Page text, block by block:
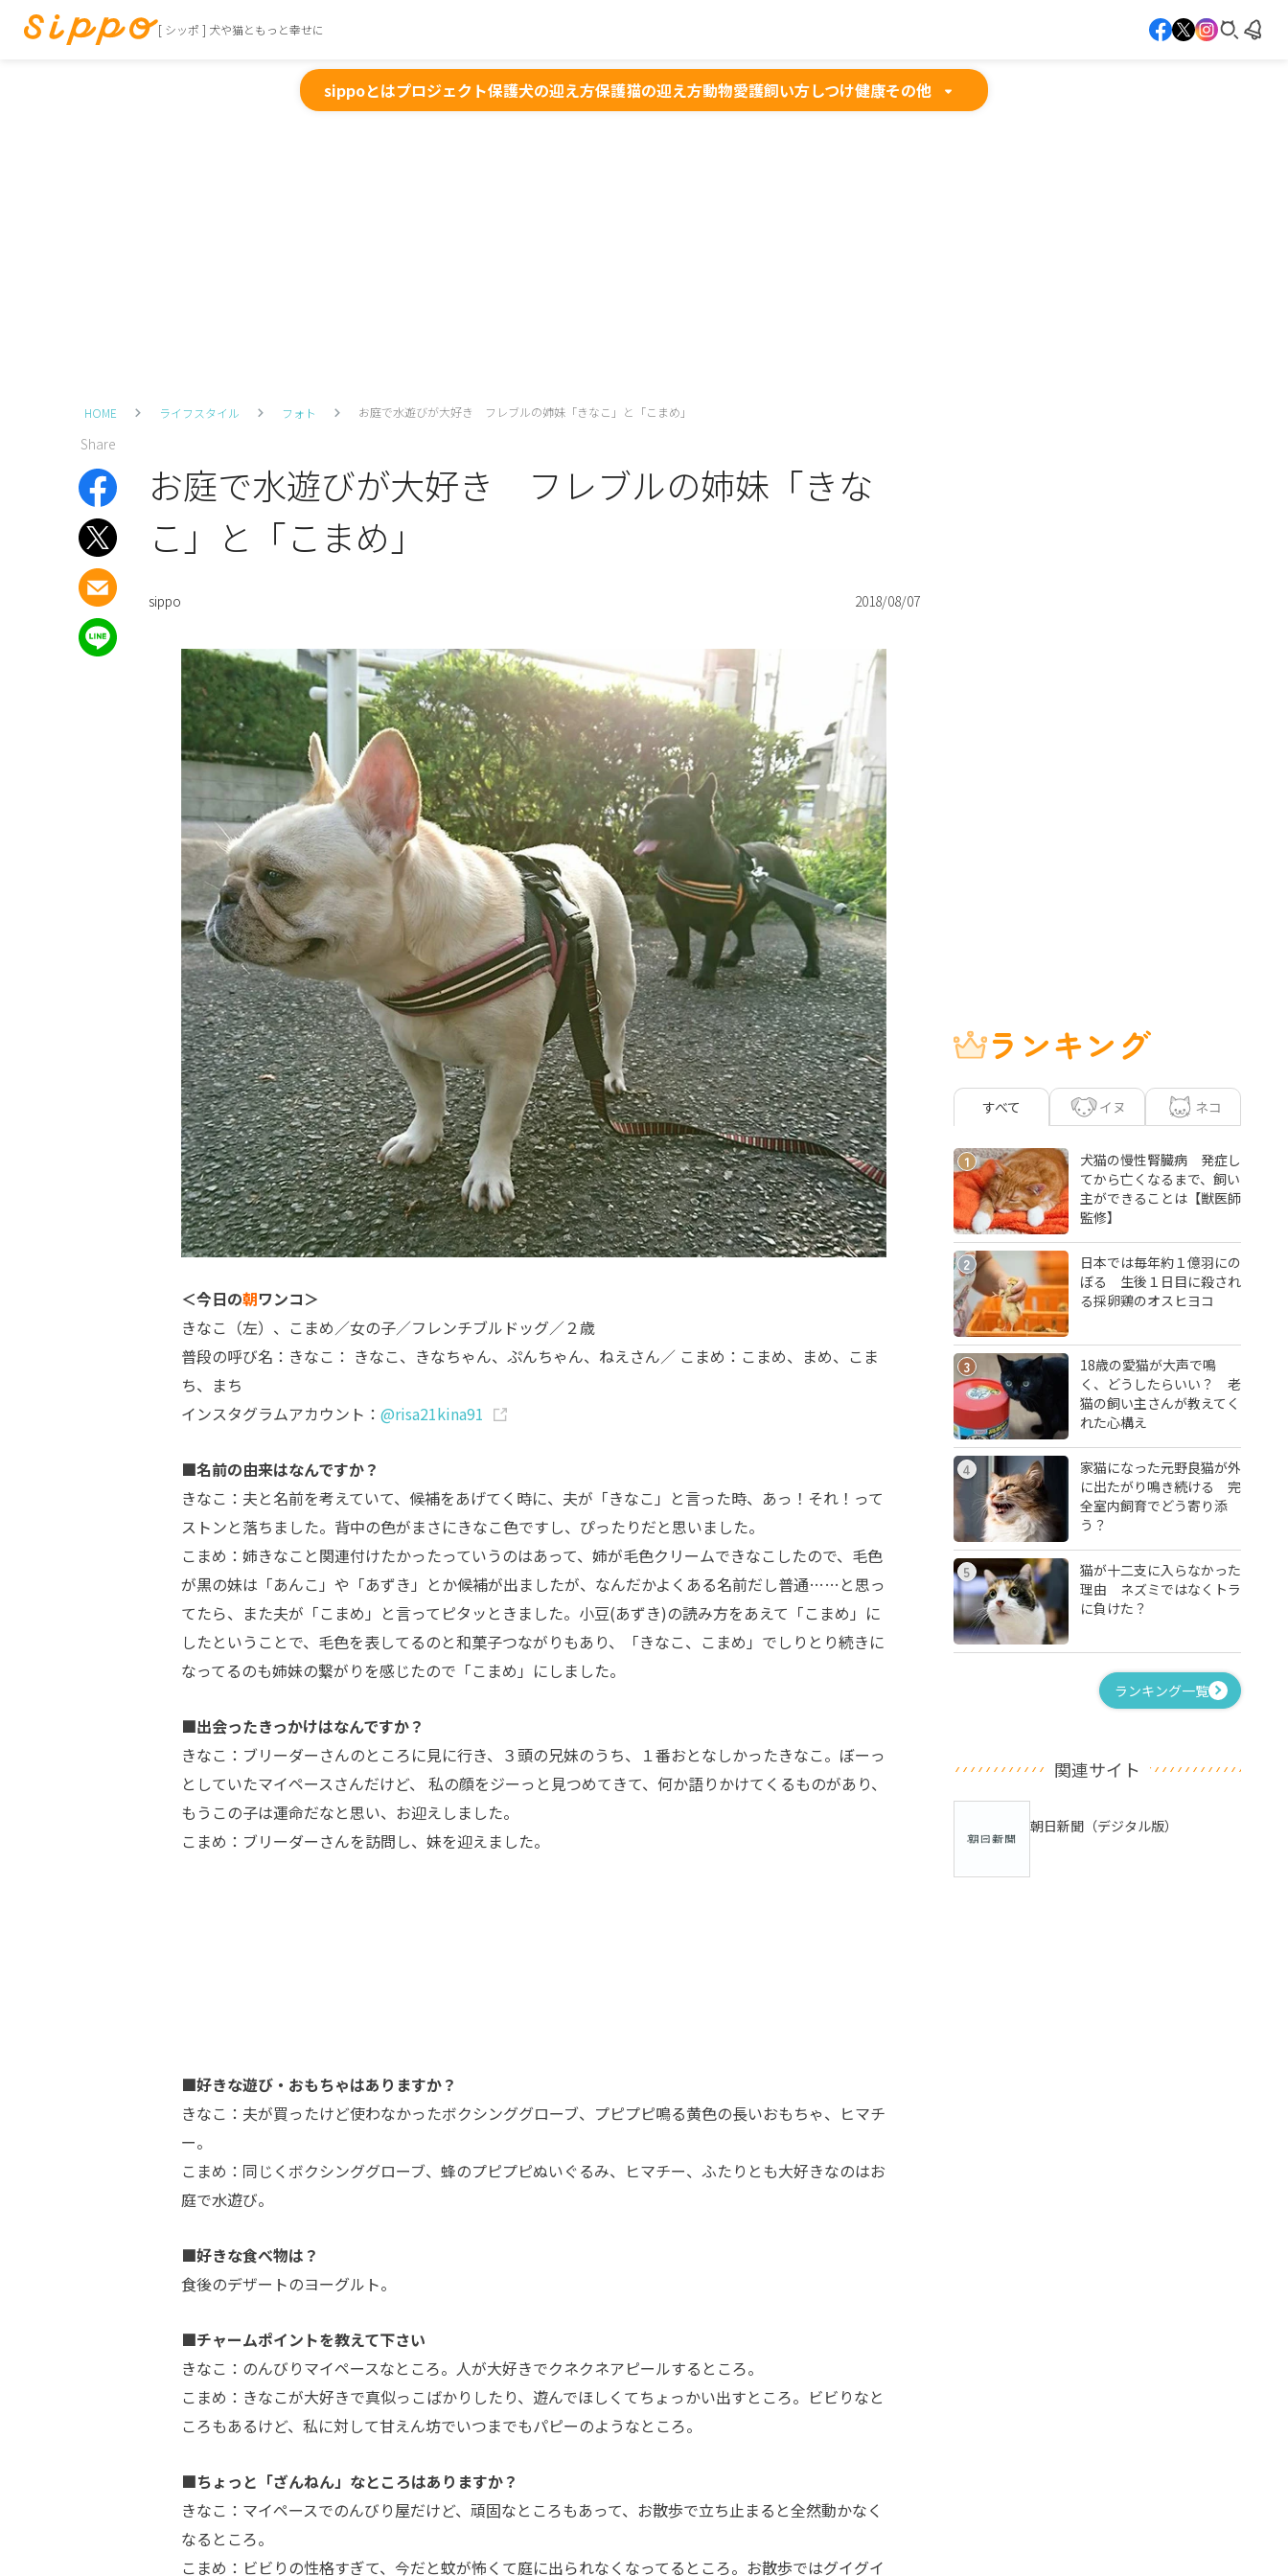
[ シッポ ] 犬や猫ともっと幸せに
sippoとはプロジェクト保護犬の迎え方保護猫の迎え方動物愛護飼い方しつけ健康その他
HOME ライフスタイル フォト お庭で水遊びが大好き フレブルの姉妹「きなこ」と「こまめ」
Share
お庭で水遊びが大好き フレブルの姉妹「きな
こ」と「こまめ」
sippo 2018/08/07
＜今日の朝ワンコ＞
きなこ（左）、こまめ／女の子／フレンチブルドッグ／２歳
普段の呼び名：きなこ： きなこ、きなちゃん、ぷんちゃん、ねえさん／ こまめ：こまめ、まめ、こま
ち、まち
インスタグラムアカウント： @risa21kina91
■名前の由来はなんですか？
きなこ：夫と名前を考えていて、候補をあげてく時に、夫が「きなこ」と言った時、あっ！それ！って
ストンと落ちました。背中の色がまさにきなこ色ですし、ぴったりだと思いました。
こまめ：姉きなこと関連付けたかったっていうのはあって、姉が毛色クリームできなこしたので、毛色
が黒の妹は「あんこ」や「あずき」とか候補が出ましたが、なんだかよくある名前だし普通……と思っ
てたら、また夫が「こまめ」と言ってピタッときました。小豆(あずき)の読み方をあえて「こまめ」に
したということで、毛色を表してるのと和菓子つながりもあり、「きなこ、こまめ」でしりとり続きに
なってるのも姉妹の繋がりを感じたので「こまめ」にしました。
■出会ったきっかけはなんですか？
きなこ：ブリーダーさんのところに見に行き、３頭の兄妹のうち、１番おとなしかったきなこ。ぼーっ
としていたマイペースさんだけど、 私の顔をジーっと見つめてきて、何か語りかけてくるものがあり、
もうこの子は運命だなと思い、お迎えしました。
こまめ：ブリーダーさんを訪問し、妹を迎えました。
■好きな遊び・おもちゃはありますか？
きなこ：夫が買ったけど使わなかったボクシンググローブ、プピプピ鳴る黄色の長いおもちゃ、ヒマチ
ー。
こまめ：同じくボクシンググローブ、蜂のプピプピぬいぐるみ、ヒマチー、ふたりとも大好きなのはお
庭で水遊び。
■好きな食べ物は？
食後のデザートのヨーグルト。
■チャームポイントを教えて下さい
きなこ：のんびりマイペースなところ。人が大好きでクネクネアピールするところ。
こまめ：きなこが大好きで真似っこばかりしたり、遊んでほしくてちょっかい出すところ。ビビりなと
ころもあるけど、私に対して甘えん坊でいつまでもパピーのようなところ。
■ちょっと「ざんねん」なところはありますか？
きなこ：マイペースでのんびり屋だけど、頑固なところもあって、お散歩で立ち止まると全然動かなく
なるところ。
こまめ：ビビりの性格すぎて、今だと蚊が怖くて庭に出られなくなってるところ。お散歩ではグイグイ
ランキング
すべて イヌ ネコ
1
犬猫の慢性腎臓病 発症し
てから亡くなるまで、飼い
主ができることは【獣医師
監修】
2
日本では毎年約１億羽にの
ぼる 生後１日目に殺され
る採卵鶏のオスヒヨコ
3
18歳の愛猫が大声で鳴
く、どうしたらいい？ 老
猫の飼い主さんが教えてく
れた心構え
4
家猫になった元野良猫が外
に出たがり鳴き続ける 完
全室内飼育でどう寄り添
う？
5
猫が十二支に入らなかった
理由 ネズミではなくトラ
に負けた？
ランキング一覧
関連サイト
朝日新聞（デジタル版）